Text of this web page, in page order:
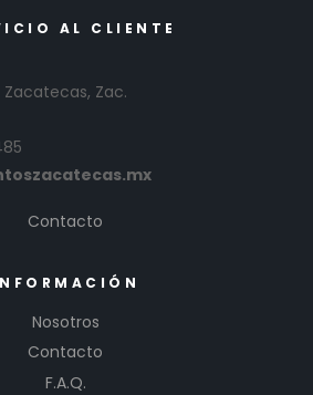
AL CLIENTE
Zac.
Contacto
Nosotros
Contacto
F.A.Q.